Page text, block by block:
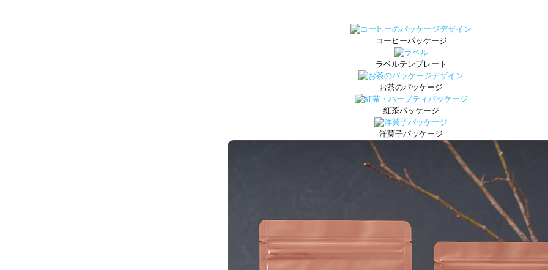
コーヒーパッケージ
ラベルテンプレート
お茶のパッケージ
紅茶パッケージ
洋菓子パッケージ